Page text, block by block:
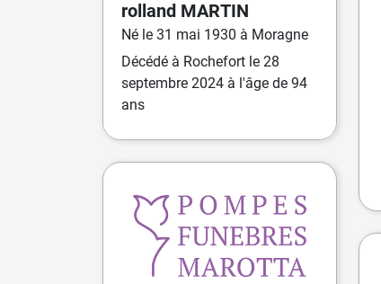
rolland MARTIN
Né le 31 mai 1930 à Moragne
Décédé à Rochefort le 28
septembre 2024 à l'âge de 94
ans